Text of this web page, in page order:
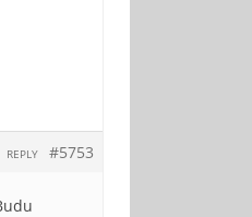
#5753
REPLY